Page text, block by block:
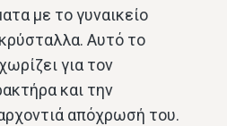
με το γυναικείο
Αυτό το
για τον
και την
απόχρωσή του.